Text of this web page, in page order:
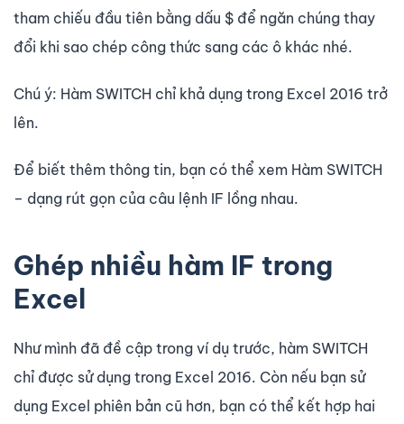
tham chiếu đầu tiên bằng dấu $ để ngăn chúng thay
đổi khi sao chép công thức sang các ô khác nhé.
Chú ý: Hàm SWITCH chỉ khả dụng trong Excel 2016 trở
lên.
Để biết thêm thông tin, bạn có thể xem Hàm SWITCH
– dạng rút gọn của câu lệnh IF lồng nhau.
Ghép nhiều hàm IF trong
Excel
Như mình đã đề cập trong ví dụ trước, hàm SWITCH
chỉ được sử dụng trong Excel 2016. Còn nếu bạn sử
dụng Excel phiên bản cũ hơn, bạn có thể kết hợp hai